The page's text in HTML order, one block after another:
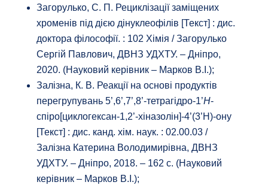
Загорулько, С. П. Рециклізації заміщених
хроменів під дією дінуклеофілів [Текст] : дис.
доктора філософії. : 102 Хімія / Загорулько
Сергій Павлович, ДВНЗ УДХТУ. – Дніпро,
2020. (Науковий керівник – Марков В.І.);
Залізна, К. В. Реакції на основі продуктів
перегрупувань 5’,6’,7’,8’-тетрагідро-1’Н-
спіро[циклогексан-1,2’-хіназолін]-4’(3’Н)-ону
[Текст] : дис. канд. хім. наук. : 02.00.03 /
Залізна Катерина Володимирівна, ДВНЗ
УДХТУ. – Дніпро, 2018. – 162 с. (Науковий
керівник – Марков В.І.);